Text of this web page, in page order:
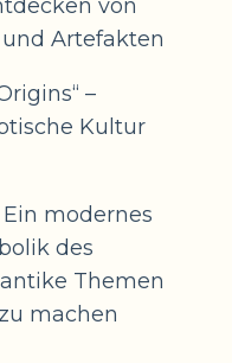
von
Artefakten
–
Kultur
Ein modernes
des
Themen
machen